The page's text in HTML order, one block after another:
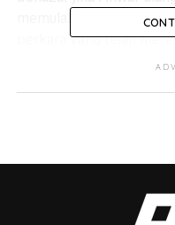
memulakan langkah
perkara yang telah